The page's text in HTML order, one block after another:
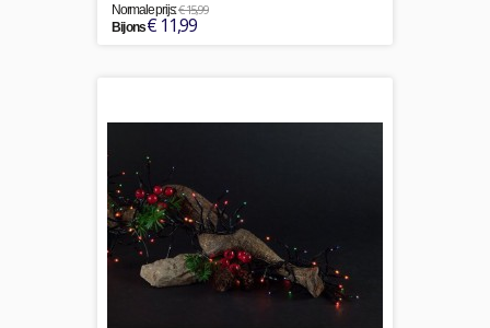
Normale prijs:€ 15,99
Bij ons€ 11,99